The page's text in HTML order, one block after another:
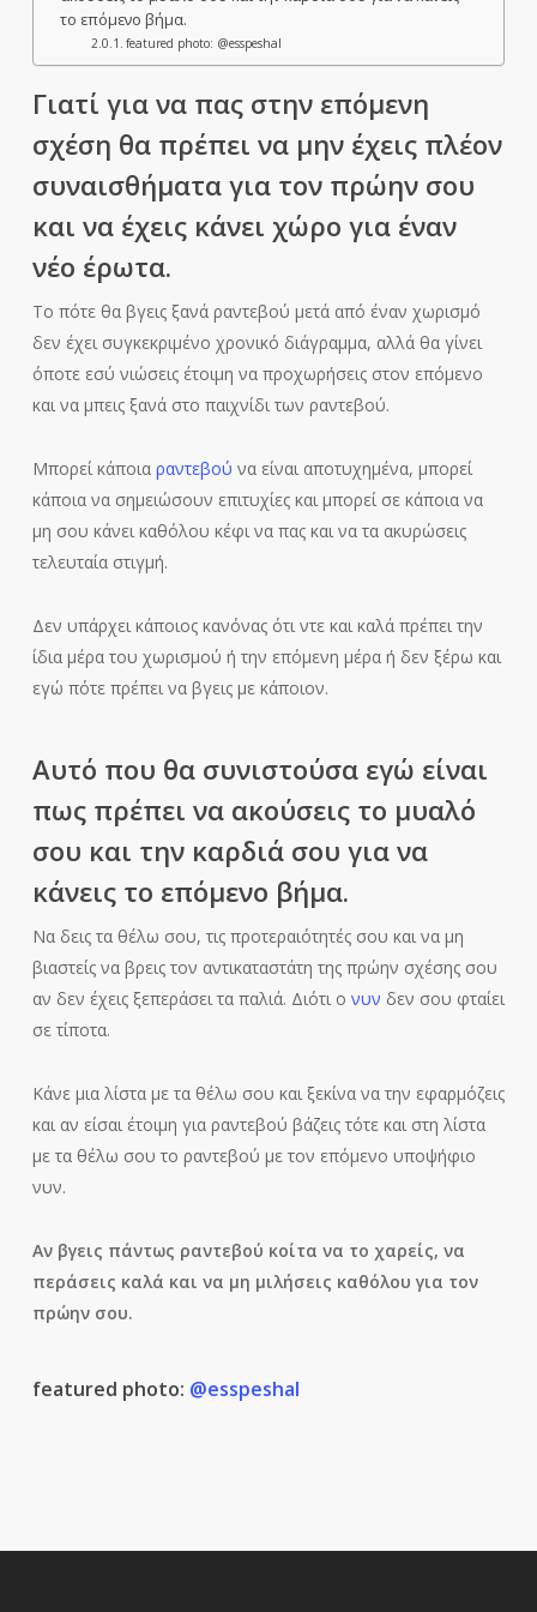
το επόμενο βήμα.
featured photo: @esspeshal
Γιατί για να πας στην επόμενη
σχέση θα πρέπει να μην έχεις πλέον
συναισθήματα για τον πρώην σου
και να έχεις κάνει χώρο για έναν
νέο έρωτα.
Το πότε θα βγεις ξανά ραντεβού μετά από έναν χωρισμό
δεν έχει συγκεκριμένο χρονικό διάγραμμα, αλλά θα γίνει
όποτε εσύ νιώσεις έτοιμη να προχωρήσεις στον επόμενο
και να μπεις ξανά στο παιχνίδι των ραντεβού.
Μπορεί κάποια ραντεβού να είναι αποτυχημένα, μπορεί
κάποια να σημειώσουν επιτυχίες και μπορεί σε κάποια να
μη σου κάνει καθόλου κέφι να πας και να τα ακυρώσεις
τελευταία στιγμή.
Δεν υπάρχει κάποιος κανόνας ότι ντε και καλά πρέπει την
ίδια μέρα του χωρισμού ή την επόμενη μέρα ή δεν ξέρω και
εγώ πότε πρέπει να βγεις με κάποιον.
Αυτό που θα συνιστούσα εγώ είναι
πως πρέπει να ακούσεις το μυαλό
σου και την καρδιά σου για να
κάνεις το επόμενο βήμα.
Να δεις τα θέλω σου, τις προτεραιότητές σου και να μη
βιαστείς να βρεις τον αντικαταστάτη της πρώην σχέσης σου
αν δεν έχεις ξεπεράσει τα παλιά. Διότι ο νυν δεν σου φταίει
σε τίποτα.
Κάνε μια λίστα με τα θέλω σου και ξεκίνα να την εφαρμόζεις
και αν είσαι έτοιμη για ραντεβού βάζεις τότε και στη λίστα
με τα θέλω σου το ραντεβού με τον επόμενο υποψήφιο
νυν.
Αν βγεις πάντως ραντεβού κοίτα να το χαρείς, να
περάσεις καλά και να μη μιλήσεις καθόλου για τον
πρώην σου.
featured photo: @esspeshal